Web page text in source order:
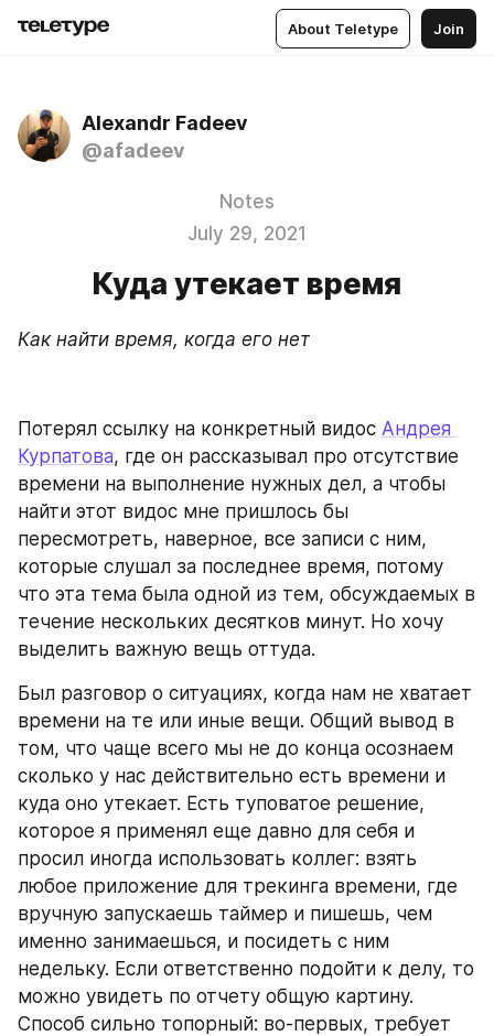
About Teletype Join
Alexandr Fadeev
@afadeev
Notes
July 29, 2021
Куда утекает время
Как найти время, когда его нет
Потерял ссылку на конкретный видос Андрея
Курпатова, где он рассказывал про отсутствие
времени на выполнение нужных дел, а чтобы
найти этот видос мне пришлось бы
пересмотреть, наверное, все записи с ним,
которые слушал за последнее время, потому
что эта тема была одной из тем, обсуждаемых в
течение нескольких десятков минут. Но хочу
выделить важную вещь оттуда.
Был разговор о ситуациях, когда нам не хватает
времени на те или иные вещи. Общий вывод в
том, что чаще всего мы не до конца осознаем
сколько у нас действительно есть времени и
куда оно утекает. Есть туповатое решение,
которое я применял еще давно для себя и
просил иногда использовать коллег: взять
любое приложение для трекинга времени, где
вручную запускаешь таймер и пишешь, чем
именно занимаешься, и посидеть с ним
недельку. Если ответственно подойти к делу, то
можно увидеть по отчету общую картину.
Способ сильно топорный: во-первых, требует